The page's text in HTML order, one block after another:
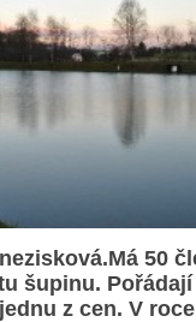
50
šupinu.
z cen. V